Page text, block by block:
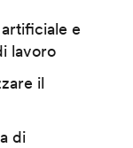
e
lavoro
il
di